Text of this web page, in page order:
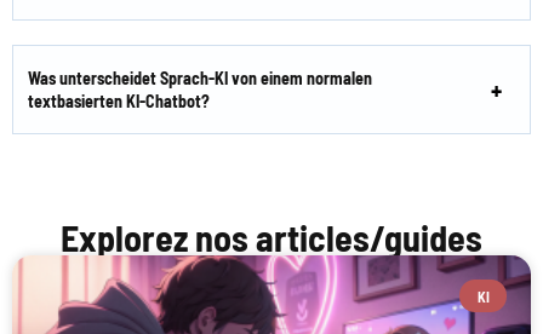
Was unterscheidet Sprach-KI von einem normalen
textbasierten KI-Chatbot?
Explorez nos articles/guides
KI